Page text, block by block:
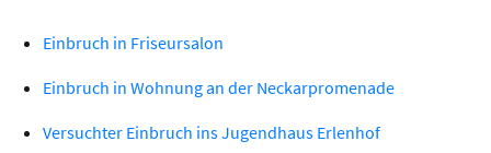
Einbruch in Friseursalon
Einbruch in Wohnung an der Neckarpromenade
Versuchter Einbruch ins Jugendhaus Erlenhof